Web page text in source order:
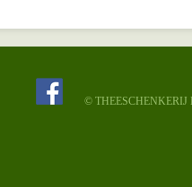
© THEESCHENKERIJ